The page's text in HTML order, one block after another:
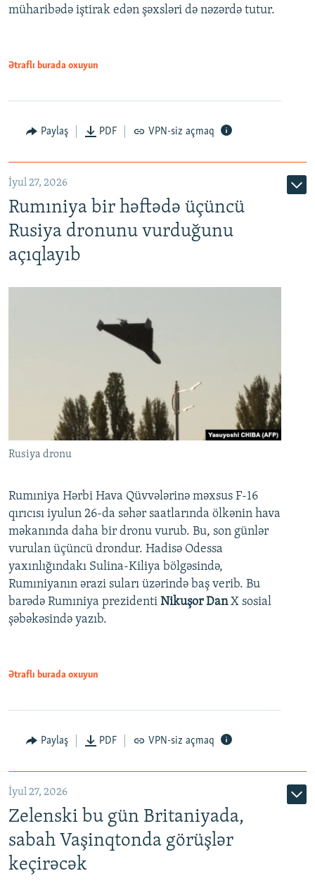
müharibədə iştirak edən şəxsləri də nəzərdə tutur.
Ətraflı burada oxuyun
Paylaş PDF VPN-siz açmaq
İyul 27, 2026
Rumıniya bir həftədə üçüncü
Rusiya dronunu vurduğunu
açıqlayıb
Rusiya dronu
Rumıniya Hərbi Hava Qüvvələrinə məxsus F-16
qırıcısı iyulun 26-da səhər saatlarında ölkənin hava
məkanında daha bir dronu vurub. Bu, son günlər
vurulan üçüncü drondur. Hadisə Odessa
yaxınlığındakı Sulina-Kiliya bölgəsində,
Rumıniyanın ərazi suları üzərində baş verib. Bu
barədə Rumıniya prezidenti Nikuşor DanX sosial
şəbəkəsində yazıb.
Ətraflı burada oxuyun
Paylaş PDF VPN-siz açmaq
İyul 27, 2026
Zelenski bu gün Britaniyada,
sabah Vaşinqtonda görüşlər
keçirəcək